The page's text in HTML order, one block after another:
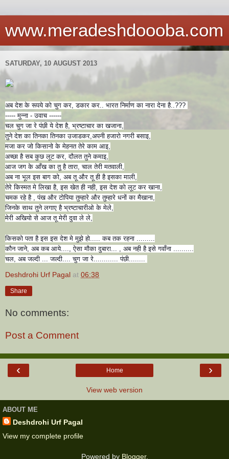
www.meradeshdoooba.com
SATURDAY, 10 AUGUST 2013
अब देश के रूपये को चुग कर, डकार कर.. भारत निर्माण का नारा देना है..???
----- मुन्ना - उवाच ------
चल चुग जा रे पंछी ये देश है, भ्रष्टाचार का खजाना,
तुने देश का तिनका तिनका उजाडकर,अपनी हजारो नगरी बसाइ,
मजा कर जो किसानो के मेहनत तेरे काम आइ,
अच्छा है सब कुछ लूट कर, दौलत तुने कमाइ,
आज जग के आँख का तु है तारा, चाल तेरी मतवाली,
अब ना भूल इस बाग को, अब तू और तू ही है इसका माली,
तेरे किस्मत मे लिखा है, इस खेत ही नही, इस देश को लूट कर खाना,
चमक रहे है , पंख और टोपिया तुम्हारे और तुम्हारे धनों का मैखाना,
जिनके साथ तुने लगाए है भ्रष्टाचारीओ के मेले,
मेरी अखियो से आज तू मेरी दुवा ले ले,
किसको पता है इस इस देश मे मुझे हो..... कब तक रहना .........
कौन जाने, अब कब आये...., ऐसा मौका दुबारा... , अब नही है इसे गवाँना ..........
चल, अब जल्दी ... जल्दी.... चुग जा रे............ पंछी........
Deshdrohi Urf Pagal at 06:38
Share
No comments:
Post a Comment
‹ ›
Home
View web version
ABOUT ME
Deshdrohi Urf Pagal
View my complete profile
Powered by Blogger.